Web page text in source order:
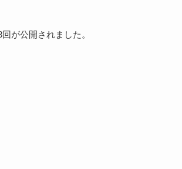
が公開されました。